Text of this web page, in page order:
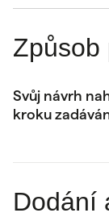
Způsob
Svůj návrh
kroku
Dodání